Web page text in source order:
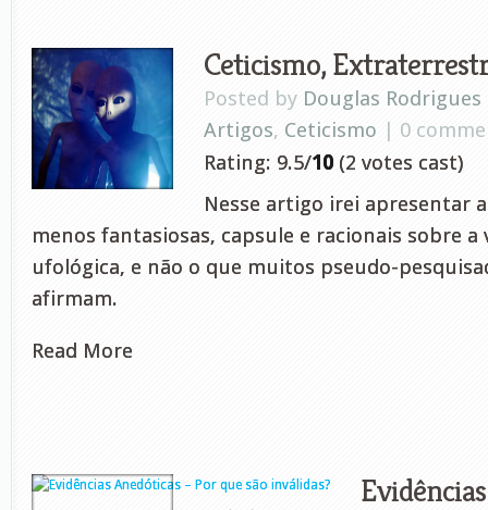
Ceticismo,
Posted by Douglas Rodrigues
Artigos, Ceticismo | 0
Rating: 9.5/10 (2 votes cast)
Nesse artigo irei apresentar
menos fantasiosas, capsule e racionais sobre a
ufológica, e não o que muitos pseudo-
afirmam.
Read More